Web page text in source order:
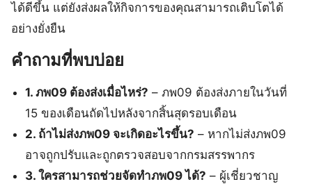
ได้ดีขึ้น แต่ยังส่งผลให้กิจการของคุณสามารถเติบโตได้
อย่างยั่งยืน
คำถามที่พบบ่อย
1. ภพ09 ต้องส่งเมื่อไหร่? – ภพ09 ต้องส่งภายในวันที่
15 ของเดือนถัดไปหลังจากสิ้นสุดรอบเดือน
2. ถ้าไม่ส่งภพ09 จะเกิดอะไรขึ้น? – หากไม่ส่งภพ09
อาจถูกปรับและถูกตรวจสอบจากกรมสรรพากร
3. ใครสามารถช่วยจัดทำภพ09 ได้? – ผู้เชี่ยวชาญ